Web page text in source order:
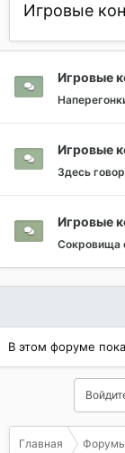
Игровые
Игровые
Игровые
Здесь
Игровые
Сокровища
В этом форуме
Главная Форумы